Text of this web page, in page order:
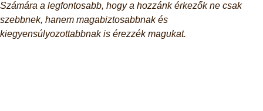
Számára a legfontosabb, hogy a hozzánk érkezők ne csak
szebbnek, hanem magabiztosabbnak és
kiegyensúlyozottabbnak is érezzék magukat.